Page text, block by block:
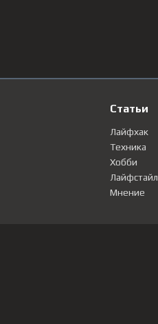
Статьи
Лайфхак
Техника
Хобби
Лайфстайл
Мнение